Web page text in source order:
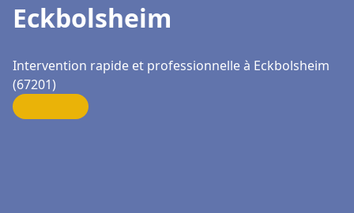
Eckbolsheim
Intervention rapide et professionnelle à Eckbolsheim
(67201)